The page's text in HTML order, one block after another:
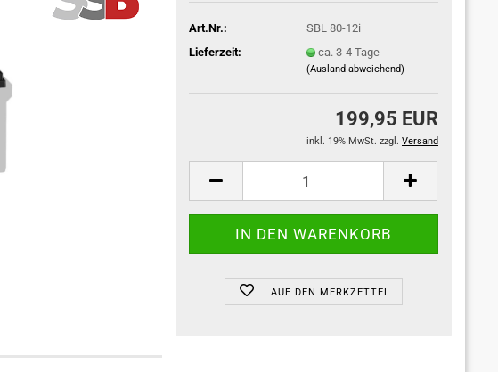
Art.Nr.:
SBL 80-12i
Lieferzeit:
ca. 3-4 Tage
(Ausland abweichend)
199,95 EUR
inkl. 19% MwSt. zzgl. Versand
AUF DEN MERKZETTEL